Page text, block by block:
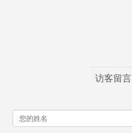
访客留言